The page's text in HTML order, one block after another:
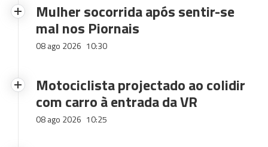
Mulher socorrida após sentir-se
mal nos Piornais
08 ago 2026 10:30
Motociclista projectado ao colidir
com carro à entrada da VR
08 ago 2026 10:25